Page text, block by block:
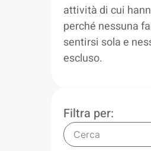
attività di cui
perché nessuna
sentirsi sola e
escluso.
Filtra per: